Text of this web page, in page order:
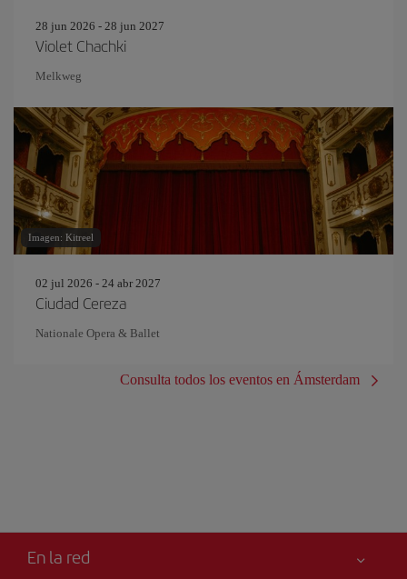
28 jun 2026 - 28 jun 2027
Violet Chachki
Melkweg
Imagen: Kitreel
02 jul 2026 - 24 abr 2027
Ciudad Cereza
Nationale Opera & Ballet
Consulta todos los eventos en Ámsterdam
En la red